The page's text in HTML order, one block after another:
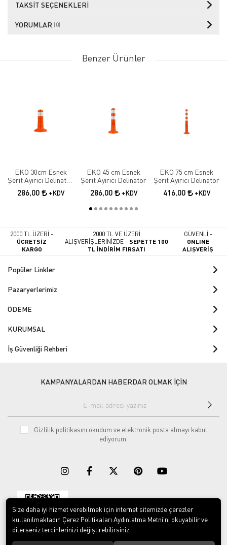
TAKSIT SEÇENEKLERI
YORUMLAR (0)
Benzer Ürünler
EKO 30cm Esnek
Şerit Ayırıcı Delinatör
Esnek Şerit Ayırıcı
286,00 +KDV
EKO 45 cm Esnek
Şerit Ayırıcı Delinatör
286,00 +KDV
EKO 75 cm Esnek
Şerit Ayırıcı Delinatör
416,00 +KDV
2000 TL ÜZERİ -
ÜCRETSİZ
KARGO
2000 TL VE ÜZERİ
ALIŞVERİŞLERİNİZDE -SEPETTE 100
TL İNDİRİM FIRSATI
GÜVENLİ -
ONLINE
ALIŞVERİŞ
Popüler Linkler
Pazaryerlerimiz
ÖDEME
KURUMSAL
İş Güvenliği Rehberi
KAMPANYALARDAN HABERDAR OLMAK İÇİN
Gizlilik politikasını okudum ve elektronik posta almayı kabul
ediyorum.
Download on the
App Store
Download on
Google play
Size daha iyi hizmet verebilmek için internet sitemizde çerezler
kullanılmaktadır. Çerez Politikaları Aydınlatma Metni’ni okuyabilir ve
dilerseniz tercihlerinizi değiştirebilirsiniz.